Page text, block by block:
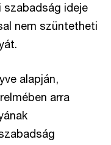
szabadság ideje
nem szüntetheti
alapján,
arra